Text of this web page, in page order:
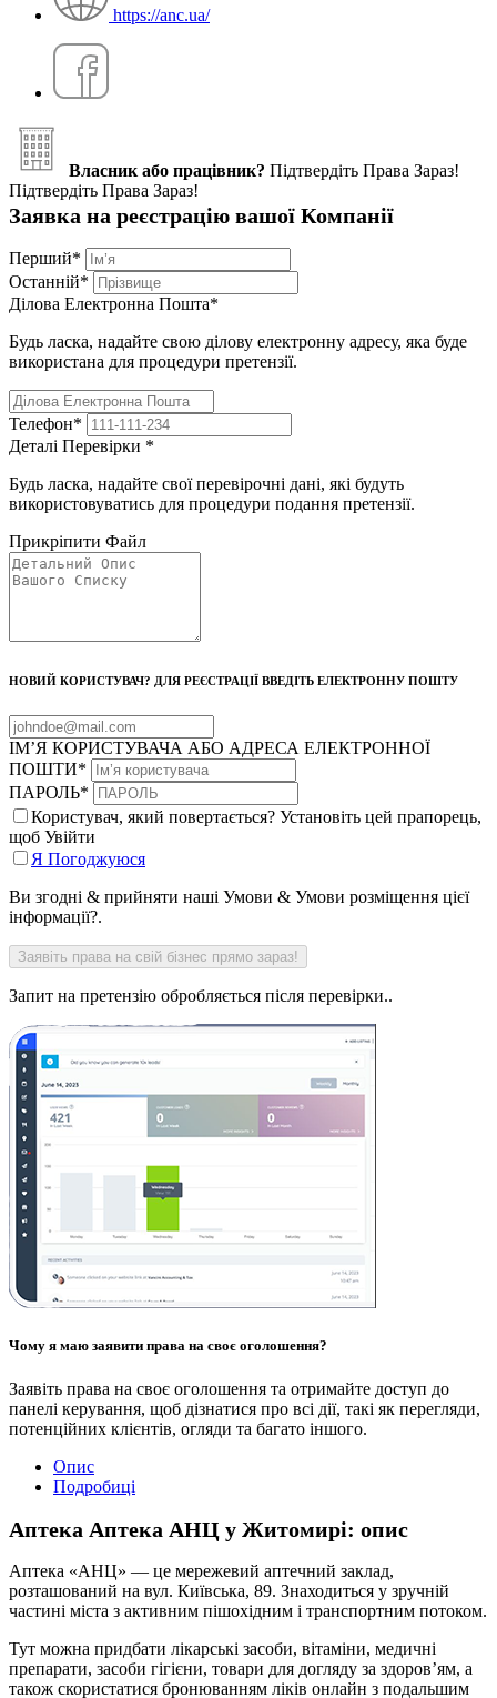
https://anc.ua/
Власник або працівник? Підтвердіть Права Зараз!
Підтвердіть Права Зараз!
Заявка на реєстрацію вашої Компанії
Перший*
Останній*
Ділова Електронна Пошта*
Будь ласка, надайте свою ділову електронну адресу, яка буде
використана для процедури претензії.
Телефон*
Деталі Перевірки *
Будь ласка, надайте свої перевірочні дані, які будуть
використовуватись для процедури подання претензії.
Прикріпити Файл
НОВИЙ КОРИСТУВАЧ? ДЛЯ РЕЄСТРАЦІЇ ВВЕДІТЬ ЕЛЕКТРОННУ ПОШТУ
ІМ’Я КОРИСТУВАЧА АБО АДРЕСА ЕЛЕКТРОННОЇ
ПОШТИ*
ПАРОЛЬ*
Користувач, який повертається? Установіть цей прапорець,
щоб Увійти
Я Погоджуюся
Ви згодні & прийняти наші Умови & Умови розміщення цієї
інформації?.
Запит на претензію обробляється після перевірки..
Чому я маю заявити права на своє оголошення?
Заявіть права на своє оголошення та отримайте доступ до
панелі керування, щоб дізнатися про всі дії, такі як перегляди,
потенційних клієнтів, огляди та багато іншого.
Опис
Подробиці
Аптека Аптека АНЦ у Житомирі: опис
Аптека «АНЦ» — це мережевий аптечний заклад,
розташований на вул. Київська, 89. Знаходиться у зручній
частині міста з активним пішохідним і транспортним потоком.
Тут можна придбати лікарські засоби, вітаміни, медичні
препарати, засоби гігієни, товари для догляду за здоров’ям, а
також скористатися бронюванням ліків онлайн з подальшим